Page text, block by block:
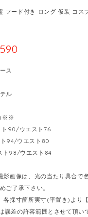
フード付き ロング 仮装 コス
ス
ル
90/ウエスト76
94/ウエスト80
98/ウエスト84
影画像は、光の当たり具合で
ご了承下さい。
各採寸箇所実寸(平置き)より
誤差の許容範囲とさせて頂い